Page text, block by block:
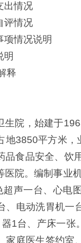
出情况
评情况
项情况说明
明
释
生院，始建于
地3850平方米
品食品安全、饮
医院。编制事业
声一台、心电
、电动洗胃机一
1台、产床一
家庭医生签约室